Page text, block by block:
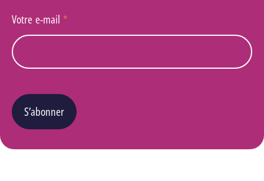
Votre e-mail *
S’abonner